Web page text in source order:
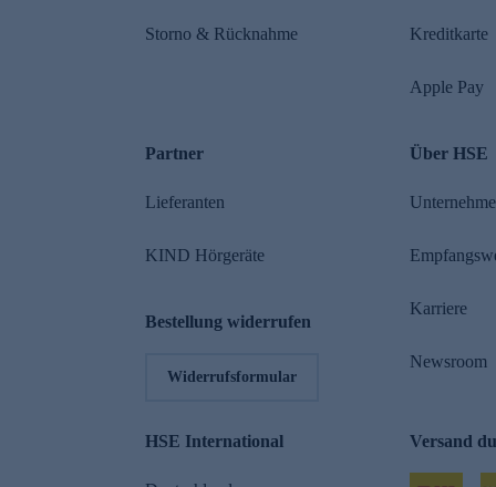
Storno & Rücknahme Kreditkarte
Apple Pay
Partner
Lieferanten
KIND Hörgeräte
Bestellung widerrufen
Widerrufsformular
Über HSE
Karriere
Newsroom
HSE International Versand